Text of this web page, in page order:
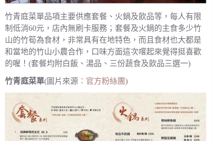
竹青庭菜單品項主要供應套餐、火鍋及飲品等，每人有限
制低消60元，店內無刷卡服務；套餐及火鍋的主食多少竹
山的竹筍為食材，非常具有在地特色，而且食材也大都是
和當地的竹山小農合作，口味方面這次嚐起來覺得挺喜歡
的喔！(套餐均附白飯、湯品、三份蔬食及飲品三選一)
竹青庭菜單(圖片來源︰ 官方粉絲團)